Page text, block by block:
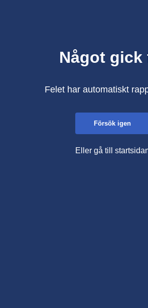
Något gick
Felet har automatiskt
Försök igen
Eller gå till